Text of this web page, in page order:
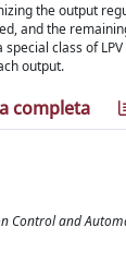
the output
and the
class of
output.
completa
Control and